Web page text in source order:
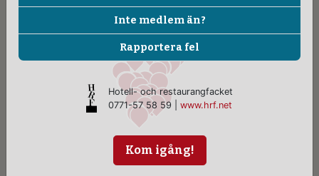
Inte medlem än?
Rapportera fel
Hotell- och restaurangfacket
0771-57 58 59 |www.hrf.net
Kom igång!